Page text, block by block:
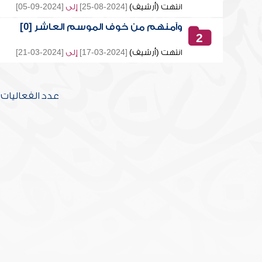
انتهت (أرشيف) [2024-08-25] إلى [2024-09-05]
2
وآمنهم من خوف الموسم العاشر [0]
انتهت (أرشيف) [2024-03-17] إلى [2024-03-21]
عدد الفعاليات [2] تحتوي على [20]